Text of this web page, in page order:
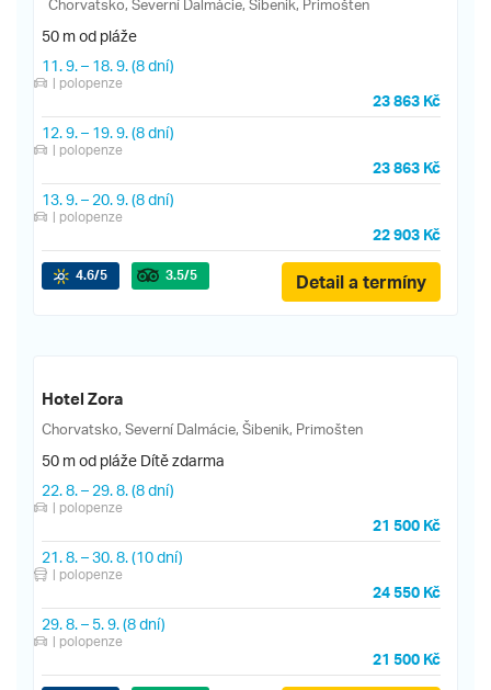
Chorvatsko, Severní Dalmácie, Šibenik, Primošten
50 m od pláže
11. 9.– 18. 9.(8 dní)
| polopenze
23 863 Kč
12. 9.– 19. 9.(8 dní)
| polopenze
23 863 Kč
13. 9.– 20. 9.(8 dní)
| polopenze
22 903 Kč
4.6/5 3.5/5 Detail a termíny
Hotel Zora
Chorvatsko, Severní Dalmácie, Šibenik, Primošten
50 m od pláže Dítě zdarma
22. 8.– 29. 8.(8 dní)
| polopenze
21 500 Kč
21. 8.–30. 8.(10 dní)
| polopenze
24 550 Kč
29. 8.– 5. 9.(8 dní)
| polopenze
21 500 Kč